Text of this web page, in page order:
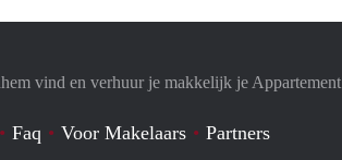
vind en verhuur je makkelijk je Appartement
Faq Voor Makelaars Partners